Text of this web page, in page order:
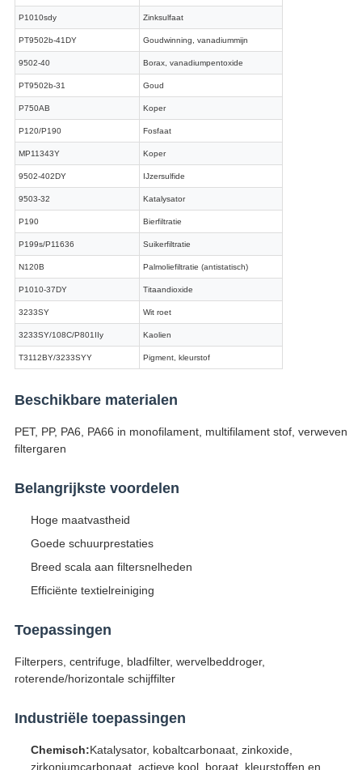
P1010sdy Zinksulfaat
PT9502b-41DY Goudwinning, vanadiummijn
9502-40 Borax, vanadiumpentoxide
PT9502b-31 Goud
P750AB Koper
P120/P190 Fosfaat
MP11343Y Koper
9502-402DY IJzersulfide
9503-32 Katalysator
P190 Bierfiltratie
P199s/P11636 Suikerfiltratie
N120B Palmoliefiltratie (antistatisch)
P1010-37DY Titaandioxide
3233SY Wit roet
3233SY/108C/P801IIy Kaolien
T3112BY/3233SYY Pigment, kleurstof
Beschikbare materialen
PET, PP, PA6, PA66 in monofilament, multifilament stof, verweven
filtergaren
Belangrijkste voordelen
Hoge maatvastheid
Goede schuurprestaties
Breed scala aan filtersnelheden
Efficiënte textielreiniging
Toepassingen
Filterpers, centrifuge, bladfilter, wervelbeddroger,
roterende/horizontale schijffilter
Industriële toepassingen
Chemisch:Katalysator, kobaltcarbonaat, zinkoxide,
zirkoniumcarbonaat, actieve kool, boraat, kleurstoffen en